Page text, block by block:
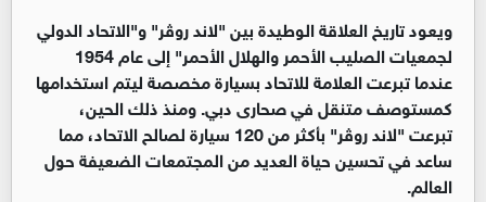
ويعود تاريخ العلاقة الوطيدة بين "لاند روڤر" و"الاتحاد الدولي
لجمعيات الصليب الأحمر والهلال الأحمر" إلى عام 1954
عندما تبرعت العلامة للاتحاد بسيارة مخصصة ليتم استخدامها
كمستوصف متنقل في صحارى دبي. ومنذ ذلك الحين،
تبرعت "لاند روڤر" بأكثر من 120 سيارة لصالح الاتحاد، مما
ساعد في تحسين حياة العديد من المجتمعات الضعيفة حول
العالم.